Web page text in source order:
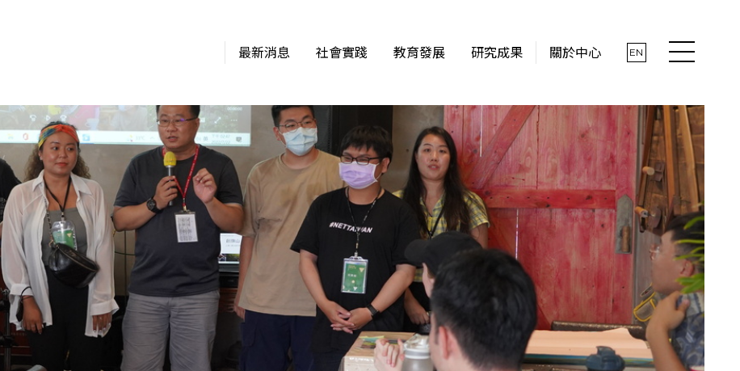
最新消息 社會實踐 教育發展 研究成果 關於中心 EN
最新消息
關於中心